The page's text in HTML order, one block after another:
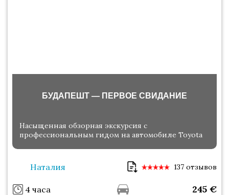
БУДАПЕШТ — ПЕРВОЕ СВИДАНИЕ
Насыщенная обзорная экскурсия с
профессиональным гидом на автомобиле Toyota
Наталия 137 отзывов
4 часа 245 €